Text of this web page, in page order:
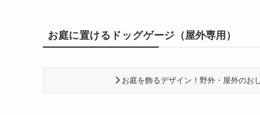
お庭に置けるドッグゲージ（屋外専用）
お庭を飾るデザイン！野外・屋外のお